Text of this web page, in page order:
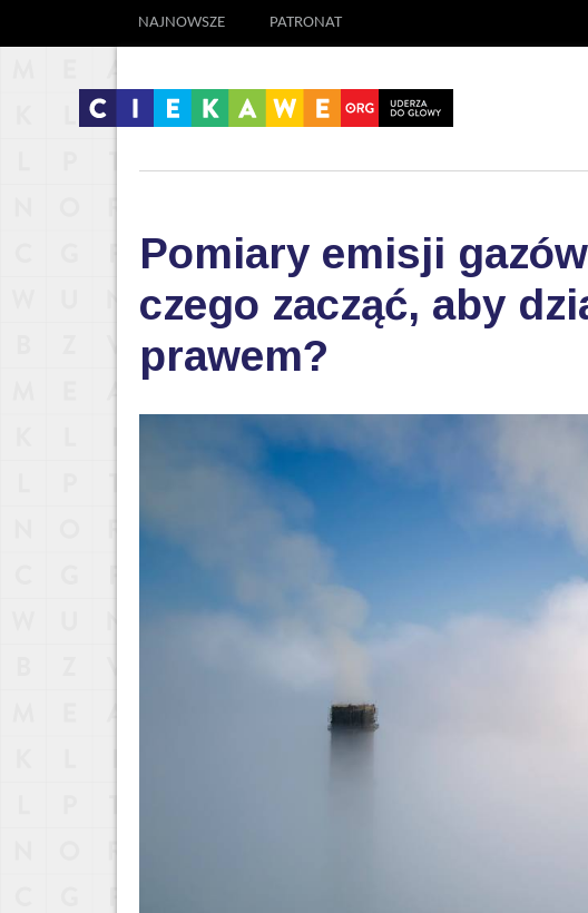
NAJNOWSZE PATRONAT
Pomiary emisji
czego zacząć, aby
prawem?